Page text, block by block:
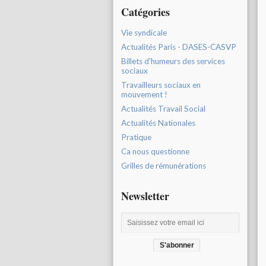
Catégories
Vie syndicale
Actualités Paris - DASES-CASVP
Billets d'humeurs des services
sociaux
Travailleurs sociaux en
mouvement !
Actualités Travail Social
Actualités Nationales
Pratique
Ca nous questionne
Grilles de rémunérations
Newsletter